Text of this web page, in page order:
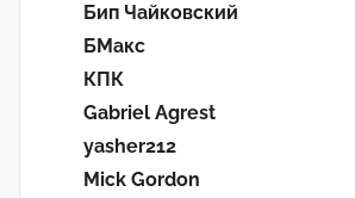
Бип Чайковский
БМакс
КПК
Gabriel Agrest
yasher212
Mick Gordon